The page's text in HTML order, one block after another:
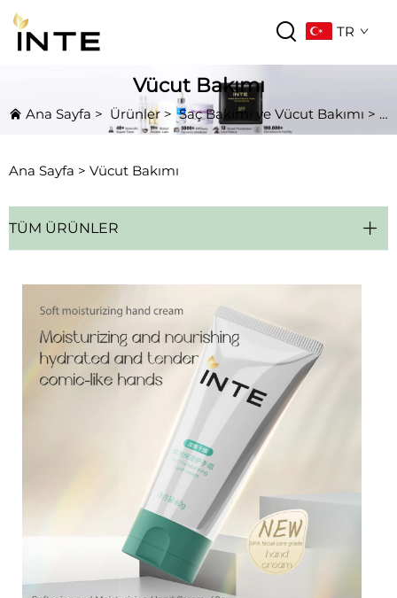
TR
Vücut Bakımı
Ana Sayfa > Ürünler >Saç Bakımı ve Vücut Bakımı >
Ana Sayfa > Vücut Bakımı
TÜM ÜRÜNLER